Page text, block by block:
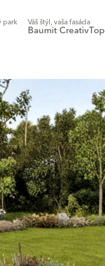
park Váš štýl, vaša fasáda
Baumit CreativTop